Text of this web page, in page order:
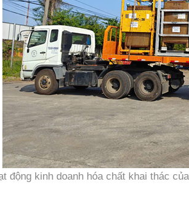
động kinh doanh hóa chất khai thác